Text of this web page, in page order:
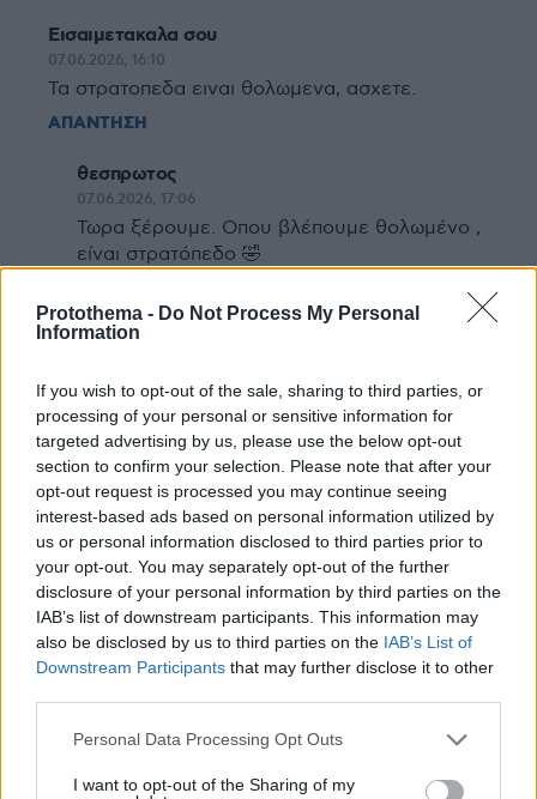
Protothema - Do Not Process My Personal
Information
If you wish to opt-out of the sale, sharing to third parties, or
processing of your personal or sensitive information for
targeted advertising by us, please use the below opt-out
section to confirm your selection. Please note that after your
opt-out request is processed you may continue seeing
interest-based ads based on personal information utilized by
us or personal information disclosed to third parties prior to
your opt-out. You may separately opt-out of the further
disclosure of your personal information by third parties on the
IAB’s list of downstream participants. This information may
also be disclosed by us to third parties on the IAB’s List of
Downstream Participants that may further disclose it to other
Please note that this website/app uses one or more Google
not limited to your visit or usage behaviour. You may click to
Personal Data Processing Opt Outs
I want to opt-out of the Sharing of my
Εισαιμετακαλα σου
07.06.2026, 16:10
Τα στρατοπεδα ειναι θολωμενα, ασχετε.
ΑΠΑΝΤΗΣΗ
θεσπρωτος
07.06.2026, 17:06
Τωρα ξέρουμε. Οπου βλέπουμε θολωμένο ,
είναι στρατόπεδο 🤣
07.06.2026, 15:25
Ε, αφού δεν ήξερε ο ουνος λέμε.
ΑΠΑΝΤΗΣΗ
Ουννος
07.06.2026, 16:14
Εκρινε ο απόγονος του Περικλεους που πρόκοψε
την χώρα του... Υ.Γ. Και στην Ελλάδα ηταν οι
Ουννοι, ψάξε το Ντι Εν Εϊ σου, καλού κακού...
ΑΠΑΝΤΗΣΗ
ΌΝΟΜΑ *